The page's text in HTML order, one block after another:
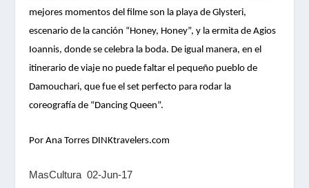
mejores momentos del filme son la playa de Glysteri,
escenario de la canción “Honey, Honey”, y la ermita de Agios
Ioannis, donde se celebra la boda. De igual manera, en el
itinerario de viaje no puede faltar el pequeño pueblo de
Damouchari, que fue el set perfecto para rodar la
coreografía de “Dancing Queen”.
Por Ana Torres DINKtravelers.com
MasCultura 02-Jun-17